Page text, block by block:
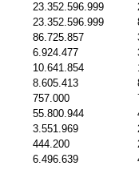
23.352.596.999
23.352.596.999
86.725.857
6.924.477
10.641.854
8.605.413
757.000
55.800.944
3.551.969
444.200
6.496.639